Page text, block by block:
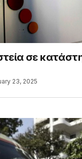
σε
23, 2025